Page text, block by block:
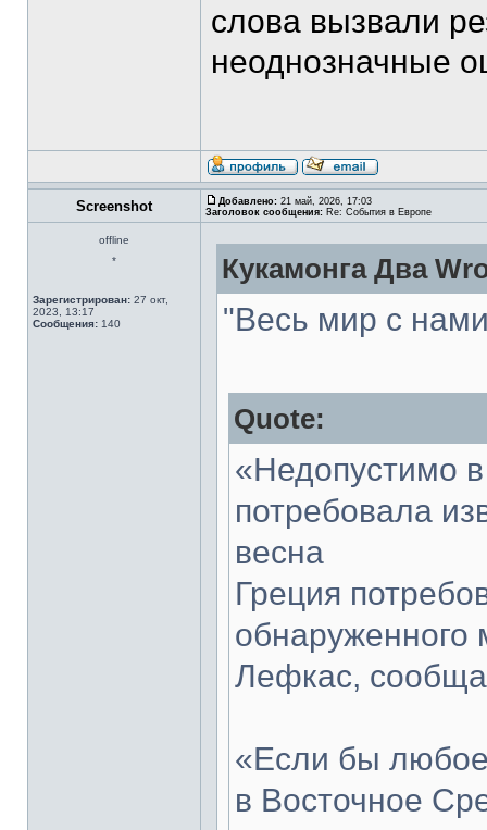
слова вызвали
неоднозначные
Screenshot Добавлено: 21 май, 2026, 17:03
Заголовок сообщения: Re: События в Европе
offline
*
Зарегистрирован: 27 окт,
2023, 13:17
Сообщения: 140
Кукамонга Два
"Весь мир с
Quote:
«Недопустимо
потребовала
весна
Греция
обнаруженного
Лефкас,
«Если бы
в Восточное